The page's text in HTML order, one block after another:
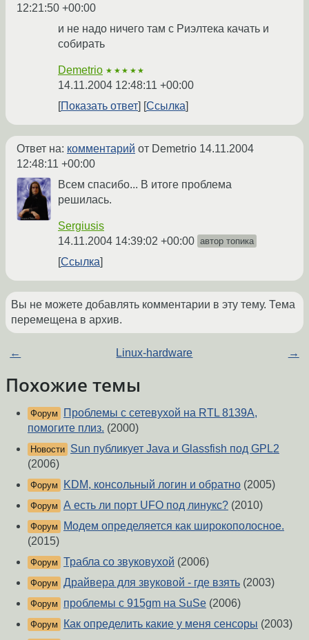
12:21:50 +00:00
и не надо ничего там с Риэлтека качать и
собирать
Demetrio ★★★★★
14.11.2004 12:48:11 +00:00
Показать ответ
Ссылка
Ответ на: комментарий от Demetrio 14.11.2004
12:48:11 +00:00
Всем спасибо... В итоге проблема
решилась.
Sergiusis
14.11.2004 14:39:02 +00:00 автор топика
Ссылка
Вы не можете добавлять комментарии в эту тему. Тема
перемещена в архив.
← Linux-hardware →
Похожие темы
Форум
Проблемы с сетевухой на RTL 8139A,
помогите плиз. (2000)
Новости Sun публикует Java и Glassfish под GPL2
(2006)
Форум KDM, консольный логин и обратно (2005)
Форум А есть ли порт UFO под линукс? (2010)
Форум
Модем определяется как широкополосное.
(2015)
Форум Трабла со звуковухой (2006)
Форум Драйвера для звуковой - где взять (2003)
Форум проблемы с 915gm на SuSe (2006)
Форум Как определить какие у меня сенсоры (2003)